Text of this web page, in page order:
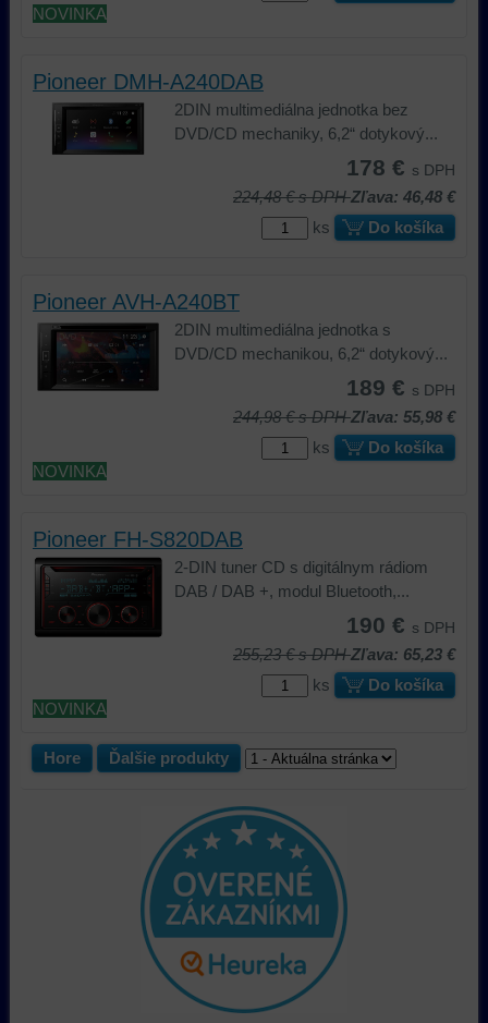
NOVINKA
Pioneer DMH-A240DAB
2DIN multimediálna jednotka bez
DVD/CD mechaniky, 6,2“ dotykový...
178 € s DPH
224,48 €s DPH Zľava: 46,48 €
ks
Do košíka
Pioneer AVH-A240BT
2DIN multimediálna jednotka s
DVD/CD mechanikou, 6,2“ dotykový...
189 € s DPH
244,98 €s DPH Zľava: 55,98 €
ks
Do košíka
NOVINKA
Pioneer FH-S820DAB
2-DIN tuner CD s digitálnym rádiom
DAB / DAB +, modul Bluetooth,...
190 € s DPH
255,23 €s DPH Zľava: 65,23 €
ks
Do košíka
NOVINKA
Hore Ďalšie produkty